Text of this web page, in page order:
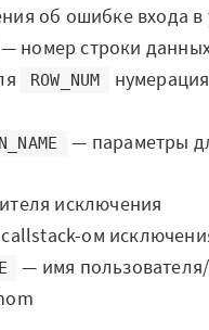
об ошибке входа в
— номер строки
ROW_NUM
— параметры
исключения
ом
— имя